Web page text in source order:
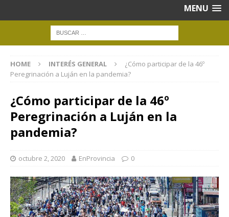
MENU
HOME INTERÉS GENERAL
¿Cómo participar de la 46º
Peregrinación a Luján en la pandemia?
¿Cómo participar de la 46º
Peregrinación a Luján en la
pandemia?
octubre 2, 2020 EnProvincia 0